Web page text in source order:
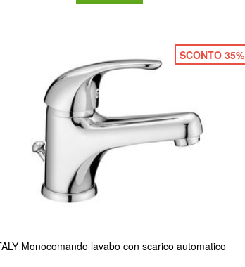
SCONTO 35%
Monocomando lavabo con scarico automatico